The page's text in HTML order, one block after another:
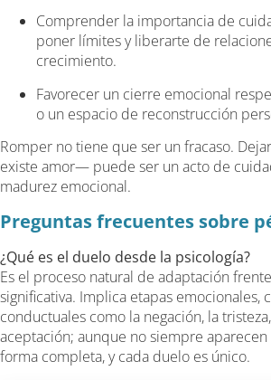
Comprender la importancia de
poner límites y liberarte de
crecimiento.
Favorecer un cierre emocional
o un espacio de reconstrucción
Romper no tiene que ser un fracaso.
existe amor— puede ser un acto de
madurez emocional.
Preguntas frecuentes sobre
¿Qué es el duelo desde la psicología?
Es el proceso natural de adaptación
significativa. Implica etapas emocionales,
conductuales como la negación, la
aceptación; aunque no siempre
forma completa, y cada duelo es único.